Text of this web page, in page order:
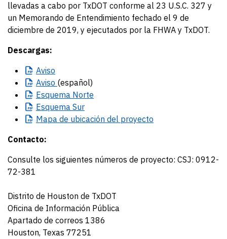
llevadas a cabo por TxDOT conforme al 23 U.S.C. 327 y
un Memorando de Entendimiento fechado el 9 de
diciembre de 2019, y ejecutados por la FHWA y TxDOT.
Descargas:
Aviso
Aviso (español)
Esquema Norte
Esquema Sur
Mapa de ubicación del proyecto
Contacto:
Consulte los siguientes números de proyecto: CSJ: 0912-
72-381
Distrito de Houston de TxDOT
Oficina de Información Pública
Apartado de correos 1386
Houston, Texas 77251